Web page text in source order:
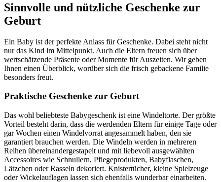
Sinnvolle und nützliche Geschenke zur
Geburt
Ein Baby ist der perfekte Anlass für Geschenke. Dabei steht nicht
nur das Kind im Mittelpunkt. Auch die Eltern freuen sich über
wertschätzende Präsente oder Momente für Auszeiten. Wir geben
Ihnen einen Überblick, worüber sich die frisch gebackene Familie
besonders freut.
Praktische Geschenke zur Geburt
Das wohl beliebteste Babygeschenk ist eine Windeltorte. Der größte
Vorteil besteht darin, dass die werdenden Eltern für einige Tage oder
gar Wochen einen Windelvorrat angesammelt haben, den sie
garantiert brauchen werden. Die Windeln werden in mehreren
Reihen übereinandergestapelt und mit liebevoll ausgewählten
Accessoires wie Schnullern, Pflegeprodukten, Babyflaschen,
Lätzchen oder Rasseln dekoriert. Knistertücher, kleine Spielzeuge
oder Wickelauflagen lassen sich ebenfalls wunderbar einarbeiten.